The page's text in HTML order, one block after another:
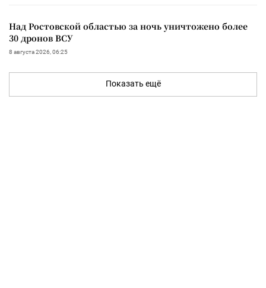
Над Ростовской областью за ночь уничтожено более
30 дронов ВСУ
8 августа 2026, 06:25
Показать ещё